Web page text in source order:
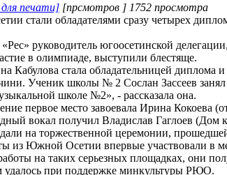
для печати] [прсмотров ] 1752 просмотра
стали обладателями сразу четырех
«Рес» руководитель югоосетинской
в олимпиаде, выступили блестяще.
Кабулова стала обладательницей диплома
Ученик школы № 2 Сослан Зассеев
школе №2», - рассказала она.
первое место завоевала Ирина Кокоева
вокал получил Владислав Гаглоев (Дом
на торжественной церемонии,
из Южной Осетии впервые участвовали в
на таких серьезных площадках, они
удалось при поддержке минкультуры РЮО.